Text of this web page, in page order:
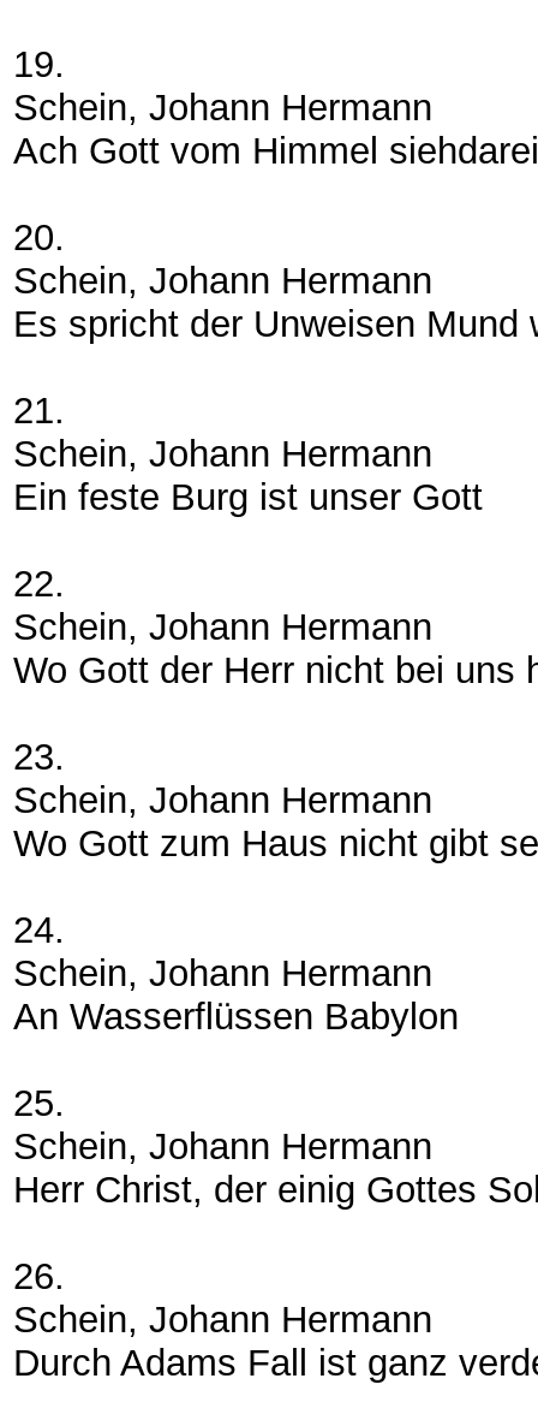
19.
Schein, Johann Hermann
Ach Gott vom Himmel
20.
Schein, Johann Hermann
Es spricht der Unweisen Mund
21.
Schein, Johann Hermann
Ein feste Burg ist unser Gott
22.
Schein, Johann Hermann
Wo Gott der Herr nicht bei uns
23.
Schein, Johann Hermann
Wo Gott zum Haus nicht gibt
24.
Schein, Johann Hermann
An Wasserflüssen Babylon
25.
Schein, Johann Hermann
Herr Christ, der einig Gottes
26.
Schein, Johann Hermann
Durch Adams Fall ist ganz